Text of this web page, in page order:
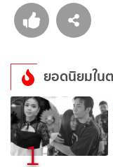
ยอดนิยมใน
1